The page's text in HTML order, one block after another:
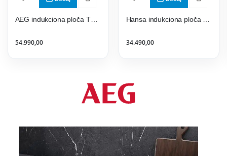
AEG indukciona ploča TO63IQ00FB
54.990,00 34.490,00